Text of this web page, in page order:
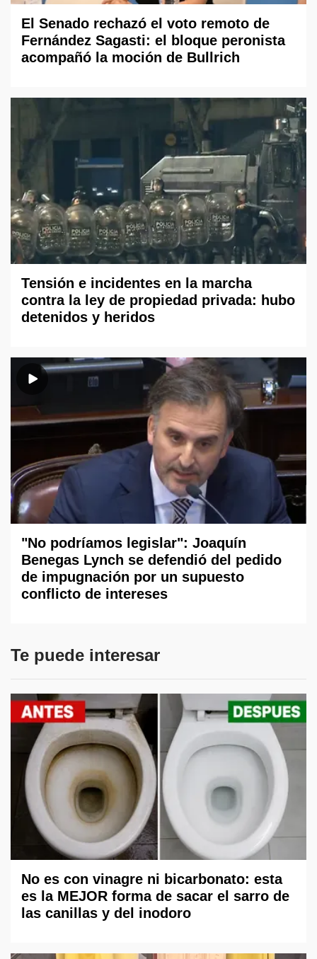
El Senado rechazó el voto remoto de
Fernández Sagasti: el bloque peronista
acompañó la moción de Bullrich
Tensión e incidentes en la marcha
contra la ley de propiedad privada: hubo
detenidos y heridos
"No podríamos legislar": Joaquín
Benegas Lynch se defendió del pedido
de impugnación por un supuesto
conflicto de intereses
Te puede interesar
No es con vinagre ni bicarbonato: esta
es la MEJOR forma de sacar el sarro de
las canillas y del inodoro